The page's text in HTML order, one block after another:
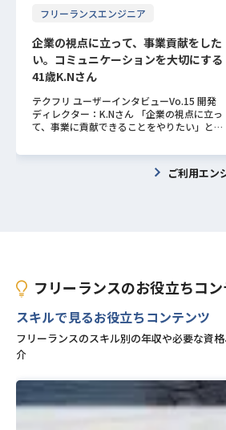
フリーランスエンジニア
企業の視点に立って、事業貢献をした
い。コミュニケーションを大切にする
41歳K.Nさん
テクフリ ユーザーインタビューVo.15 開発
ディレクター：K.Nさん 「企業の視点に立っ
て、事業に貢献できることをやりたい」と考
は、「フリーランスとして働こうと思ったき
っかけ」「PM・PLやディレクション周りに
興味を持たれた理由」「未経験の業界の知識
していましたね。 ーフリーランスとして働
こうと思ったきっかけは何でしょうか？ も
ロールしたり上流工程を担うポジションに就
きたいと思っていました。 また、事業貢献
みたいなことをやりたいと思って、転職も何
ったのが1つです。 2つ目は、昔からお世話
になっていた知人の方に「社員としての採用
は難しいが、フリーだったら採用できる」と
ご利用エン
フリーランスのお役立ちコ
スキルで見るお役立ちコンテンツ
フリーランスのスキル別の年収や必要な資
介